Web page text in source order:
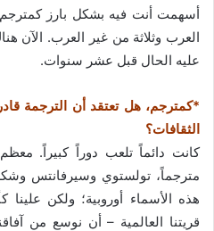
أسهمت أنت فيه بشكل بارز
العرب وثلاثة من غير العرب. الآن
عليه الحال قبل عشر سنوات.
*كمترجم، هل تعتقد أن الترجمة
الثقافات؟
كانت دائماً تلعب دوراً كبيراً.
مترجماً، تولستوي وسيرفانتس
هذه الأسماء أوروبية؛ ولكن علينا
قريتنا العالمية – أن نوسع من